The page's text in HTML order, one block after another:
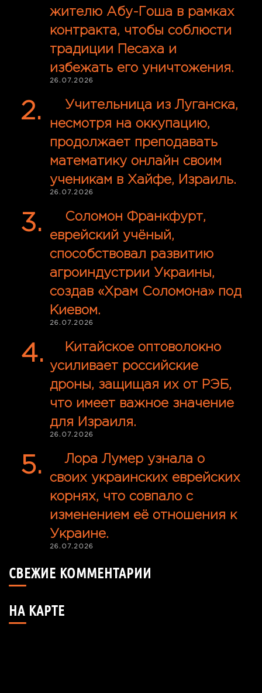
жителю Абу-Гоша в рамках
контракта, чтобы соблюсти
традиции Песаха и
избежать его уничтожения.
26.07.2026
Учительница из Луганска,
несмотря на оккупацию,
продолжает преподавать
математику онлайн своим
ученикам в Хайфе, Израиль.
26.07.2026
Соломон Франкфурт,
еврейский учёный,
способствовал развитию
агроиндустрии Украины,
создав «Храм Соломона» под
Киевом.
26.07.2026
Китайское оптоволокно
усиливает российские
дроны, защищая их от РЭБ,
что имеет важное значение
для Израиля.
26.07.2026
Лора Лумер узнала о
своих украинских еврейских
корнях, что совпало с
изменением её отношения к
Украине.
26.07.2026
СВЕЖИЕ КОММЕНТАРИИ
НА КАРТЕ